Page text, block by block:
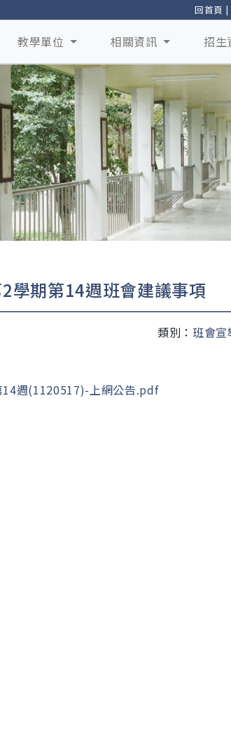
回首頁 |
教學單位 相關資訊 招生
學期第14週班會建議事項
類別： 班會
週(1120517)-上網公告.pdf